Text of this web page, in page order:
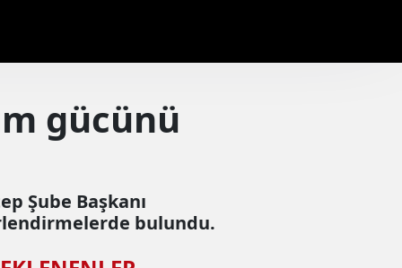
gücünü
Şube Başkanı
bulundu.